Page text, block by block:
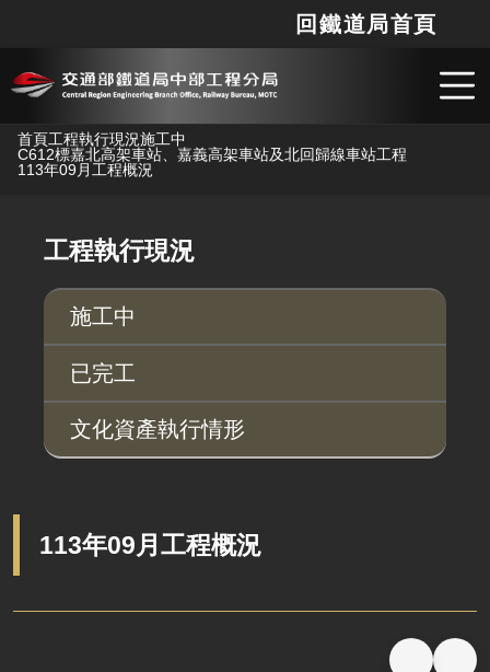
跳到主要內容
回鐵道局首頁
首頁工程執行現況施工中
C612標嘉北高架車站、嘉義高架車站及北回歸線車站工程
113年09月工程概況
工程執行現況
施工中
已完工
文化資產執行情形
113年09月工程概況